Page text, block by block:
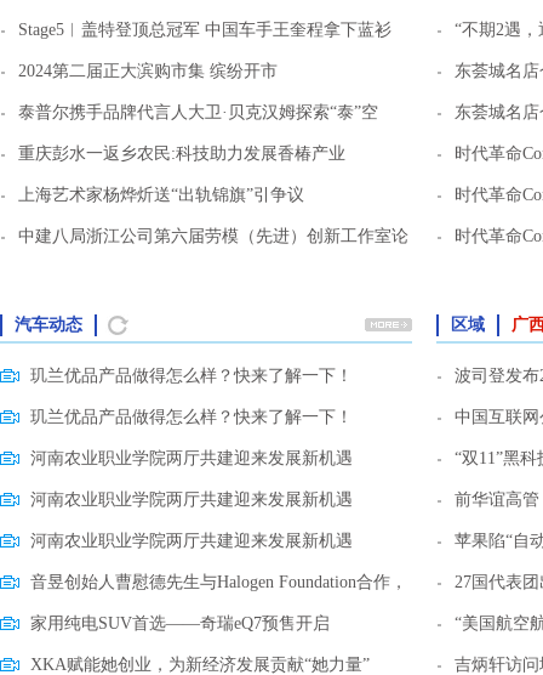
Stage5︱盖特登顶总冠军 中国车手王奎程拿下蓝衫
2024第二届正大滨购市集 缤纷开市
泰普尔携手品牌代言人大卫·贝克汉姆探索“泰”空
重庆彭水一返乡农民:科技助力发展香椿产业
上海艺术家杨烨炘送“出轨锦旗”引争议
中建八局浙江公司第六届劳模（先进）创新工作室论
“不期2遇
东荟城名店
东荟城名店
时代革命
时代革命
时代革命
汽车动态
玑兰优品产品做得怎么样？快来了解一下！
玑兰优品产品做得怎么样？快来了解一下！
河南农业职业学院两厅共建迎来发展新机遇
河南农业职业学院两厅共建迎来发展新机遇
河南农业职业学院两厅共建迎来发展新机遇
音昱创始人曹慰德先生与Halogen Foundation合作，
家用纯电SUV首选——奇瑞eQ7预售开启
XKA赋能她创业，为新经济发展贡献“她力量”
区域 广
波司登发布
中国互联
“双11”黑
前华谊高
苹果陷“自
27国代表
“美国航空
吉炳轩访问